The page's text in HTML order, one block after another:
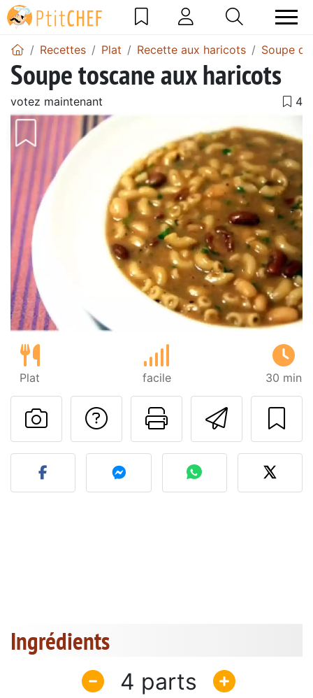
Recettes Plat Recette aux haricots Soupe
Soupe toscane aux haricots
votez maintenant
Plat facile 30 min
Imprimer
Poser une
Publier votre photo de
Ingrédients
4